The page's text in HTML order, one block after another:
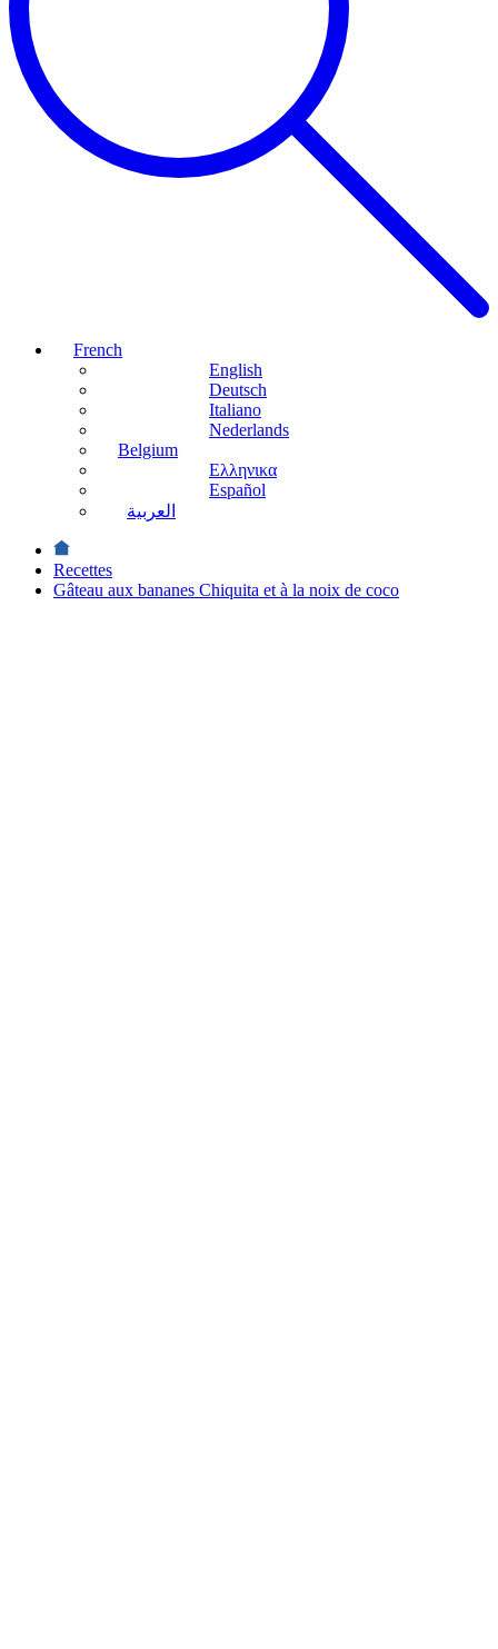
French
English
Deutsch
Italiano
Nederlands
Belgium
Ελληνικα
Español
العربية
Recettes
Gâteau aux bananes Chiquita et à la noix de coco